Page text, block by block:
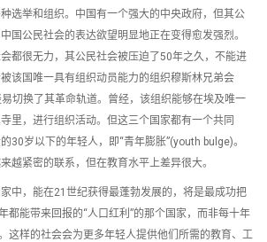
选举和组织。中国有一个强大的中央政府，但其公
国公民社会的表达欲望明显地正在变得愈发强烈。
都很无力，其公民社会被压迫了50年之久，不能进
该国唯一具有组织动员能力的组织穆斯林兄弟会
切换了其革命轨道。曾经，该组织能够在埃及唯一
里，进行组织活动。但这三个国家都有一个共同
30岁以下的年轻人，即“青年膨胀”(youth bulge)。
越紧密的联系，但在教育水平上差异很大。
中，能在21世纪获得最蓬勃发展的，将是最成功把
都能带来回报的“人口红利”的那个国家，而非每十年
这样的社会会为更多年轻人提供他们所需的教育、工